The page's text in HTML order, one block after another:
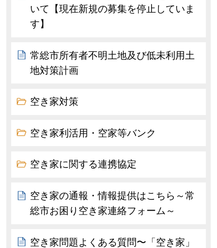
いて【現在新規の募集を停止していま
す】
常総市所有者不明土地及び低未利用土
地対策計画
空き家対策
空き家利活用・空家等バンク
空き家に関する連携協定
空き家の通報・情報提供はこちら～常
総市お困り空き家連絡フォーム～
空き家問題よくある質問〜「空き家」